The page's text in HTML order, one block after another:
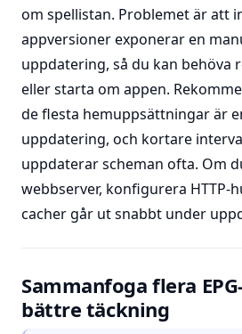
om spellistan. Problemet är att
appversioner exponerar en
uppdatering, så du kan behöva
eller starta om appen.
de flesta hemuppsättningar är
uppdatering, och kortare
uppdaterar scheman ofta. Om
webbserver, konfigurera HTTP-
cacher går ut snabbt under
Sammanfoga flera
bättre täckning